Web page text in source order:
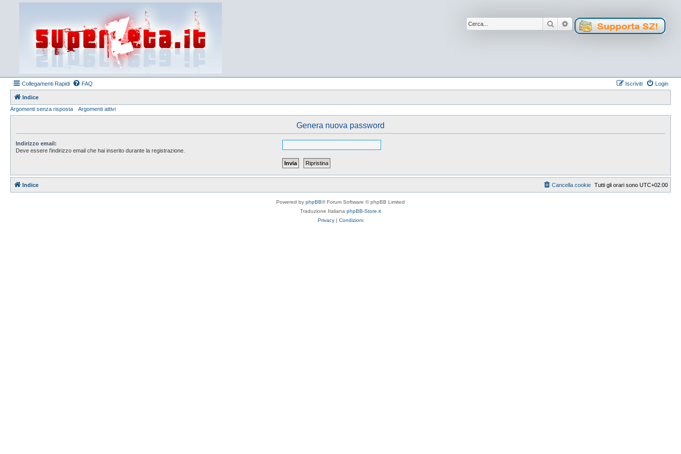
Cerca Ricerca avanzata
Collegamenti Rapidi FAQ Login
Iscriviti
Indice
Argomenti senza risposta
Argomenti attivi
Genera nuova password
Indirizzo email:
Deve essere l’indirizzo email che hai inserito durante la registrazione.
Indice Tutti gli orari sono UTC+02:00
Cancella cookie
Powered by phpBB® Forum Software © phpBB Limited
Traduzione Italiana phpBB-Store.it
Privacy | Condizioni